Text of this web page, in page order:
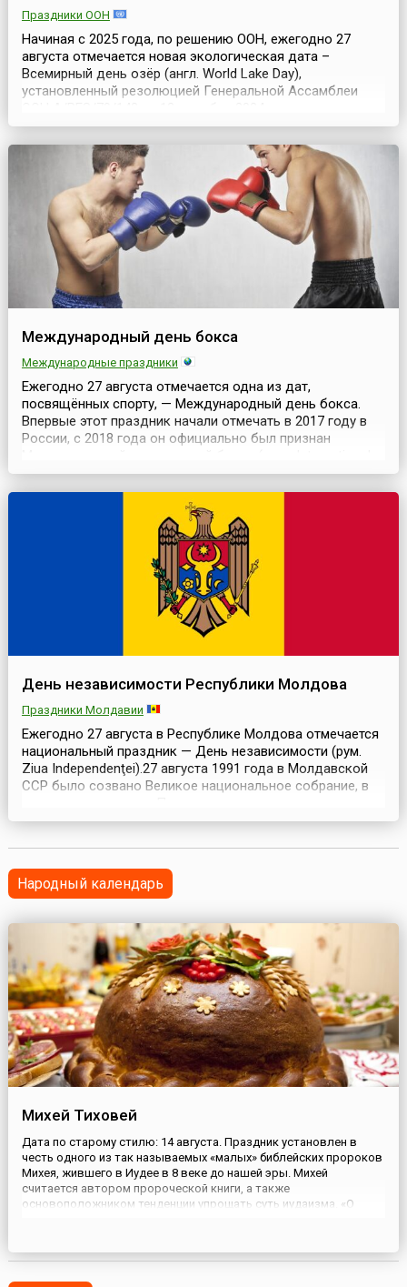
Праздники ООН
Начиная с 2025 года, по решению ООН, ежегодно 27
августа отмечается новая экологическая дата –
Всемирный день озёр (англ. World Lake Day),
установленный резолюцией Генеральной Ассамблеи
посвящённый таким удивительным водным
экосистемам, как озёра, которые играют неоценимую
роль в жизни планеты Земля.По мнению учредителей
Дня, эта международная дата не...
Международный день бокса
Международные праздники
Ежегодно 27 августа отмечается одна из дат,
посвящённых спорту, — Международный день бокса.
Впервые этот праздник начали отмечать в 2017 году в
России, с 2018 года он официально был признан
Boxing Association, IBA). Но изначально его отмечали 22
июля, а в 2021 году празднование решено было
перенести на 27 августа.Это решение было принято...
День независимости Республики Молдова
Праздники Молдавии
Ежегодно 27 августа в Республике Молдова отмечается
национальный праздник — День независимости (рум.
Ziua Independenţei).27 августа 1991 года в Молдавской
ССР было созвано Великое национальное собрание, в
принятие Декларации о независимости — документа,
Народный календарь
Михей Тиховей
Дата по старому стилю: 14 августа. Праздник установлен в
честь одного из так называемых «малых» библейских пророков
Михея, жившего в Иудее в 8 веке до нашей эры. Михей
считается автором пророческой книги, а также
основоположником тенденции упрощать суть иудаизма. «О
смиренному ходить ...